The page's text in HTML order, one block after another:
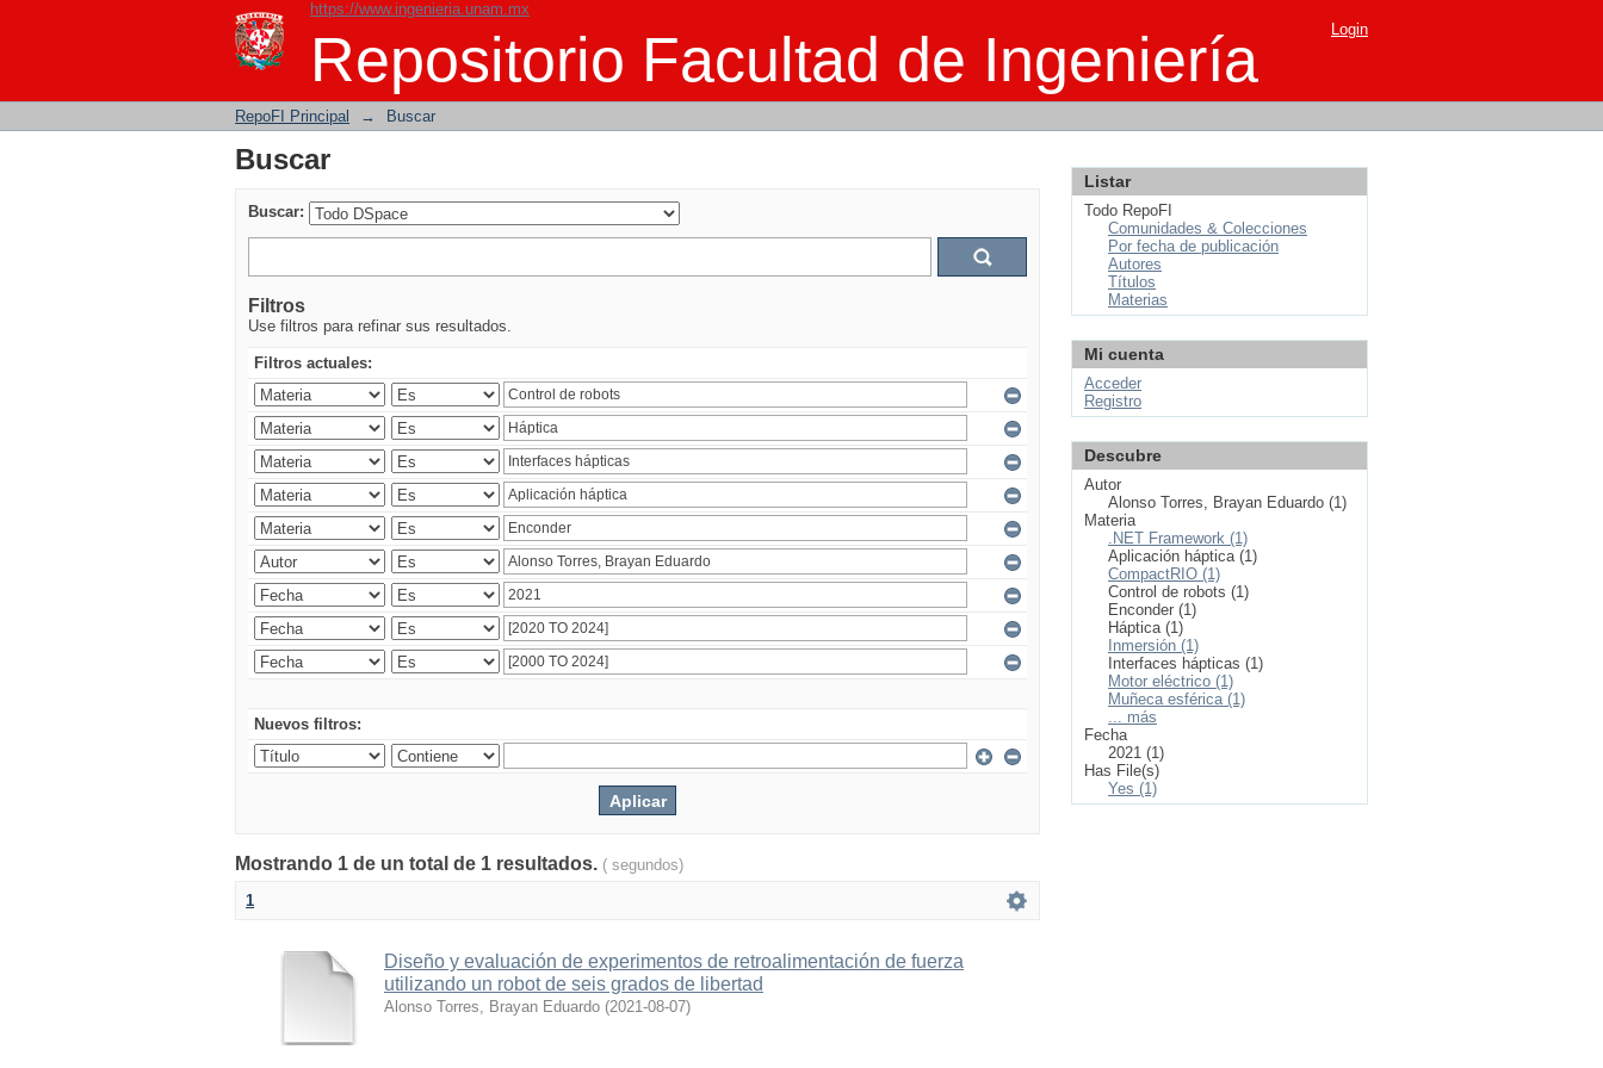
https://www.ingenieria.unam.mx
Repositorio Facultad de Ingeniería
Buscar Login
RepoFI Principal → Buscar
Buscar
Buscar:
Filtros
Use filtros para refinar sus resultados.
Filtros actuales:
Nuevos filtros:
Mostrando 1 de un total de 1 resultados. ( segundos)
1
Diseño y evaluación de experimentos de retroalimentación de fuerza
utilizando un robot de seis grados de libertad
Alonso Torres, Brayan Eduardo (2021-08-07)
Listar
Todo RepoFI
Comunidades & Colecciones
Por fecha de publicación
Autores
Títulos
Materias
Mi cuenta
Acceder
Registro
Descubre
Autor
Alonso Torres, Brayan Eduardo (1)
Materia
.NET Framework (1)
Aplicación háptica (1)
CompactRIO (1)
Control de robots (1)
Enconder (1)
Háptica (1)
Inmersión (1)
Interfaces hápticas (1)
Motor eléctrico (1)
Muñeca esférica (1)
... más
Fecha
2021 (1)
Has File(s)
Yes (1)